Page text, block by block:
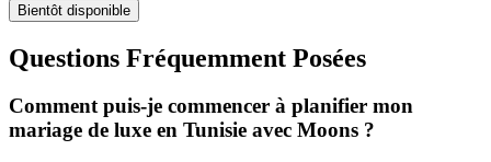
Bientôt disponible
Questions Fréquemment Posées
Comment puis-je commencer à planifier mon
mariage de luxe en Tunisie avec Moons ?